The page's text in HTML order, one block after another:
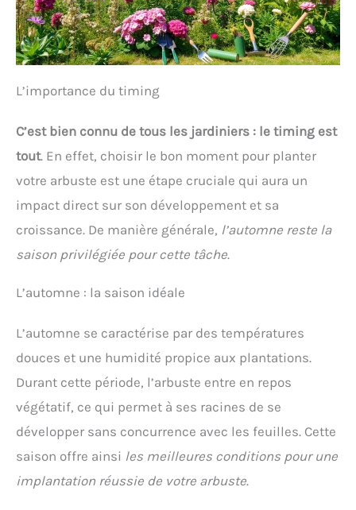
L’importance du timing
C’est bien connu de tous les jardiniers : le timing est
tout. En effet, choisir le bon moment pour planter
votre arbuste est une étape cruciale qui aura un
impact direct sur son développement et sa
croissance. De manière générale, l’automne reste la
saison privilégiée pour cette tâche.
L’automne : la saison idéale
L’automne se caractérise par des températures
douces et une humidité propice aux plantations.
Durant cette période, l’arbuste entre en repos
végétatif, ce qui permet à ses racines de se
développer sans concurrence avec les feuilles. Cette
saison offre ainsi les meilleures conditions pour une
implantation réussie de votre arbuste.